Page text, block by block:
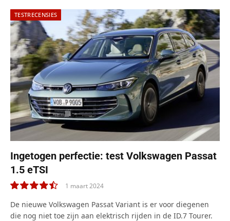
TESTRECENSIES
Ingetogen perfectie: test Volkswagen Passat
1.5 eTSI
9.0
1 maart 2024
De nieuwe Volkswagen Passat Variant is er voor diegenen
die nog niet toe zijn aan elektrisch rijden in de ID.7 Tourer.